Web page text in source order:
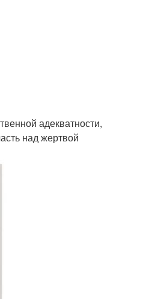
адекватности,
над жертвой